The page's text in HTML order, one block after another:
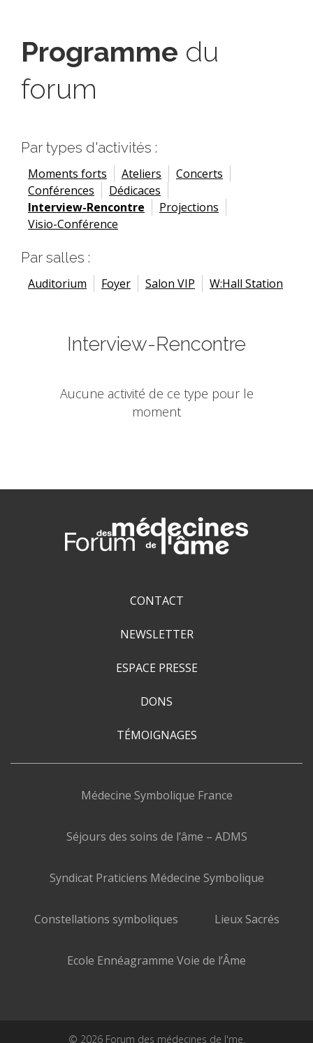
Programme du
forum
Par types d'activités :
Moments forts Ateliers
Concerts
Conférences
Dédicaces
Interview-Rencontre
Projections
Visio-Conférence
Par salles :
Auditorium Foyer Salon VIP W:Hall Station
Interview-Rencontre
Aucune activité de ce type pour le
moment
CONTACT
NEWSLETTER
ESPACE PRESSE
DONS
TÉMOIGNAGES
Médecine Symbolique France
Séjours des soins de l’âme – ADMS
Syndicat Praticiens Médecine Symbolique
Constellations symboliques Lieux Sacrés
Ecole Ennéagramme Voie de l’Âme
© 2026 Forum des médecines de l'me.